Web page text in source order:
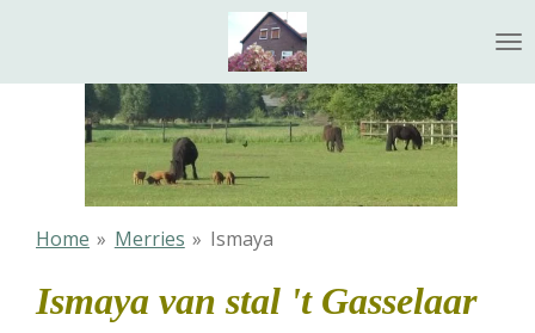
naar
hoofdinhoud
Home » Merries » Ismaya
Ismaya van stal 't Gasselaar